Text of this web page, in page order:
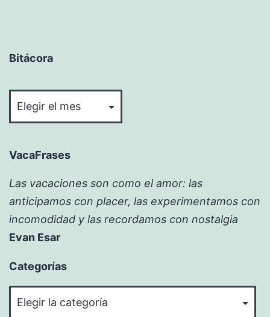
Bitácora
VacaFrases
Las vacaciones son como el amor: las
anticipamos con placer, las experimentamos con
incomodidad y las recordamos con nostalgia
Evan Esar
Categorías